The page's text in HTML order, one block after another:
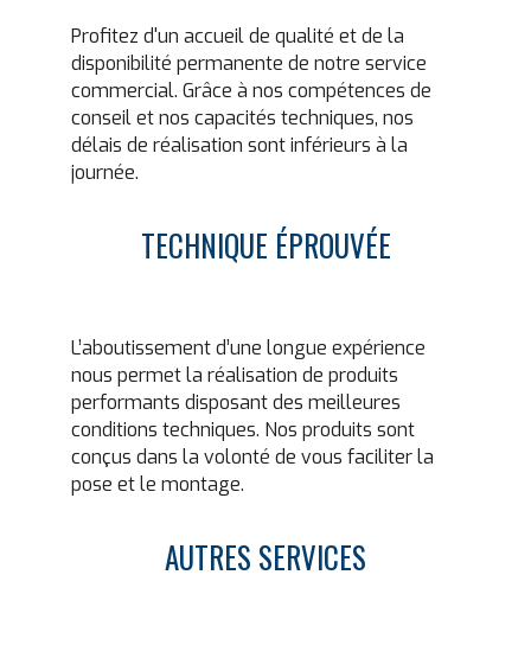
Profitez d'un accueil de qualité et de la
disponibilité permanente de notre service
commercial. Grâce à nos compétences de
conseil et nos capacités techniques, nos
délais de réalisation sont inférieurs à la
journée.
TECHNIQUE ÉPROUVÉE
L’aboutissement d’une longue expérience
nous permet la réalisation de produits
performants disposant des meilleures
conditions techniques. Nos produits sont
conçus dans la volonté de vous faciliter la
pose et le montage.
AUTRES SERVICES